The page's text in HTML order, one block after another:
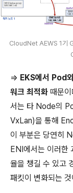
CloudNet AEWS 1기
=> EKS에서 Pod
워크 최적화 때문
서는 타 Node의
VxLan)을 통해
이 부분은 당연히
ENI에서는 이러한
율을 챙길 수 있고
패킷이 변화되는